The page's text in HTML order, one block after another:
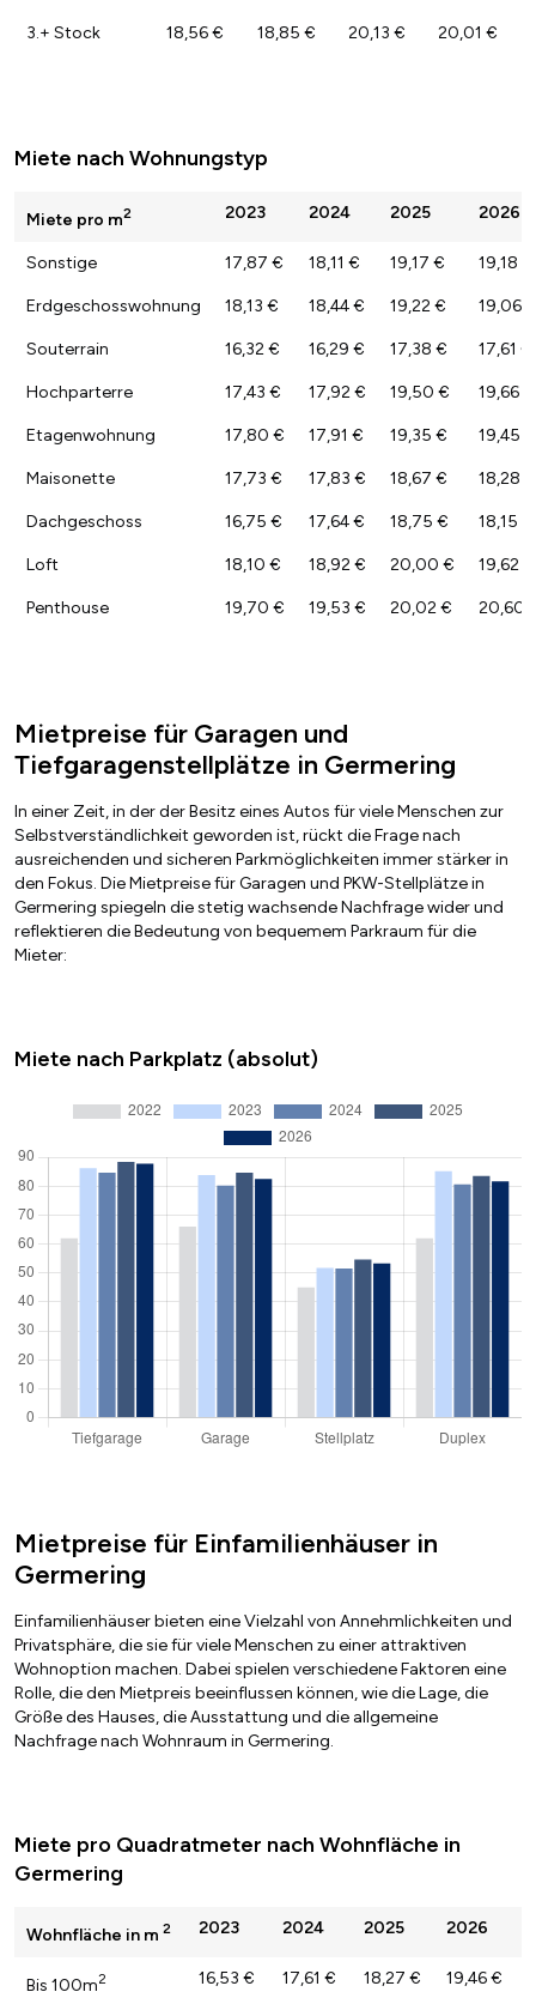
3.+ Stock 18,56 € 18,85 € 20,13 € 20,01 €
Miete nach Wohnungstyp
Miete pro m2 2023 2024 2025 2026
Sonstige 17,87 € 18,11 € 19,17 € 19,18 €
Erdgeschosswohnung 18,13 € 18,44 € 19,22 € 19,06 €
Souterrain 16,32 € 16,29 € 17,38 € 17,61 €
Hochparterre 17,43 € 17,92 € 19,50 € 19,66 €
Etagenwohnung 17,80 € 17,91 € 19,35 € 19,45 €
Maisonette 17,73 € 17,83 € 18,67 € 18,28 €
Dachgeschoss 16,75 € 17,64 € 18,75 € 18,15 €
Loft 18,10 € 18,92 € 20,00 € 19,62 €
Penthouse 19,70 € 19,53 € 20,02 € 20,60
Mietpreise für Garagen und
Tiefgaragenstellplätze in Germering
In einer Zeit, in der der Besitz eines Autos für viele Menschen zur
Selbstverständlichkeit geworden ist, rückt die Frage nach
ausreichenden und sicheren Parkmöglichkeiten immer stärker in
den Fokus. Die Mietpreise für Garagen und PKW-Stellplätze in
Germering spiegeln die stetig wachsende Nachfrage wider und
reflektieren die Bedeutung von bequemem Parkraum für die
Mieter:
Miete nach Parkplatz (absolut)
Mietpreise für Einfamilienhäuser in
Germering
Einfamilienhäuser bieten eine Vielzahl von Annehmlichkeiten und
Privatsphäre, die sie für viele Menschen zu einer attraktiven
Wohnoption machen. Dabei spielen verschiedene Faktoren eine
Rolle, die den Mietpreis beeinflussen können, wie die Lage, die
Größe des Hauses, die Ausstattung und die allgemeine
Nachfrage nach Wohnraum in Germering.
Miete pro Quadratmeter nach Wohnfläche in
Germering
Wohnfläche in m 2 2023 2024 2025 2026
Bis 100m2 16,53 € 17,61 € 18,27 € 19,46 €